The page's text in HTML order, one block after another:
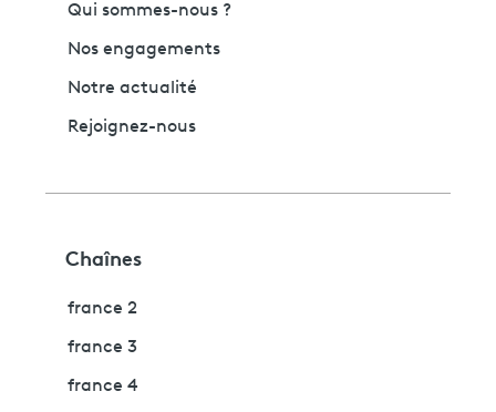
Qui sommes-nous ?
Nos engagements
Notre actualité
Rejoignez-nous
Chaînes
france 2
france 3
france 4